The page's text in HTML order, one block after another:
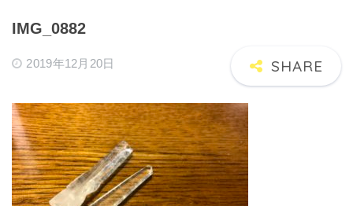
IMG_0882
2019年12月20日